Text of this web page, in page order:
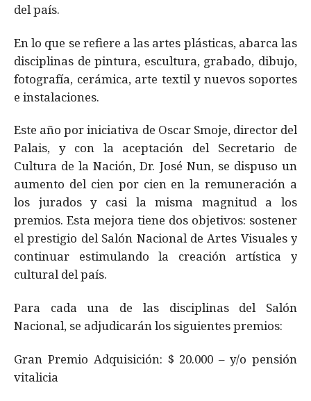
del país.
En lo que se refiere a las artes plásticas, abarca las
disciplinas de pintura, escultura, grabado, dibujo,
fotografía, cerámica, arte textil y nuevos soportes
e instalaciones.
Este año por iniciativa de Oscar Smoje, director del
Palais, y con la aceptación del Secretario de
Cultura de la Nación, Dr. José Nun, se dispuso un
aumento del cien por cien en la remuneración a
los jurados y casi la misma magnitud a los
premios. Esta mejora tiene dos objetivos: sostener
el prestigio del Salón Nacional de Artes Visuales y
continuar estimulando la creación artística y
cultural del país.
Para cada una de las disciplinas del Salón
Nacional, se adjudicarán los siguientes premios:
Gran Premio Adquisición: $ 20.000 – y/o pensión
vitalicia